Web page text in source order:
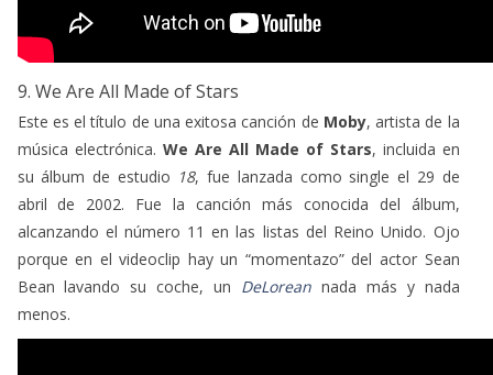
9. We Are All Made of Stars
Este es el título de una exitosa canción de Moby, artista de la
música electrónica. We Are All Made of Stars, incluida en
su álbum de estudio 18, fue lanzada como single el 29 de
abril de 2002. Fue la canción más conocida del álbum,
alcanzando el número 11 en las listas del Reino Unido. Ojo
porque en el videoclip hay un “momentazo” del actor Sean
Bean lavando su coche, un DeLoreannada más y nada
menos.